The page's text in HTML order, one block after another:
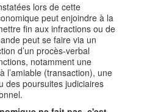
lors de cette
peut enjoindre à la
fin aux infractions ou de
peut se faire via un
d’un procès-verbal
notamment une
l’amiable (transaction), une
des poursuites judiciaires